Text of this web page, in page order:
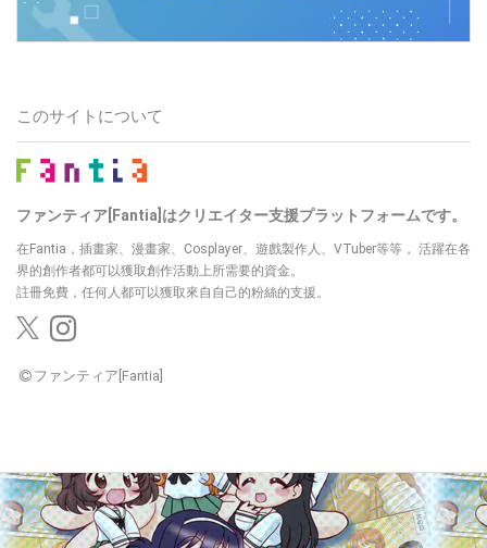
このサイトについて
ファンティア[Fantia]はクリエイター支援プラットフォームです。
在Fantia，插畫家、漫畫家、Cosplayer、遊戲製作人、VTuber等等， 活躍在各
界的創作者都可以獲取創作活動上所需要的資金。
註冊免費，任何人都可以獲取來自自己的粉絲的支援。
ファンティア[Fantia]